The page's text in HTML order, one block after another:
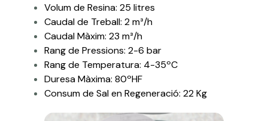
Volum de Resina: 25 litres
Caudal de Treball: 2 m³/h
Caudal Màxim: 23 m³/h
Rang de Pressions: 2-6 bar
Rang de Temperatura: 4-35ºC
Duresa Màxima: 80ºHF
Consum de Sal en Regeneració: 22 Kg